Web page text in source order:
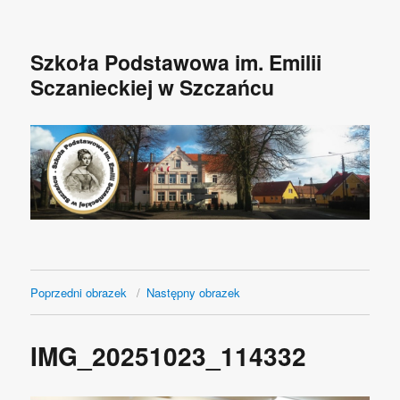
Szkoła Podstawowa im. Emilii
Sczanieckiej w Szczańcu
Poprzedni obrazek Następny obrazek
IMG_20251023_114332